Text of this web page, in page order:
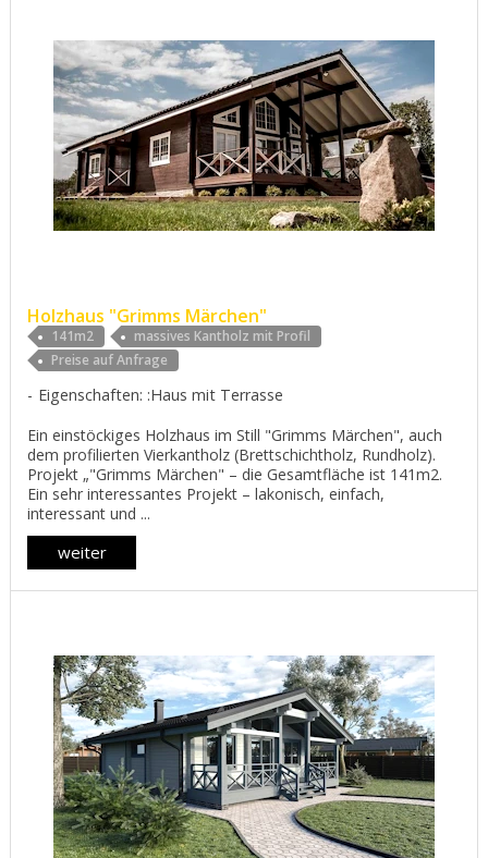
Holzhaus "Grimms Märchen"
141m2
massives Kantholz mit Profil
Preise auf Anfrage
Eigenschaften: :Haus mit Terrasse
Ein einstöckiges Holzhaus im Still "Grimms Märchen", auch
dem profilierten Vierkantholz (Brettschichtholz, Rundholz).
Projekt „"Grimms Märchen" – die Gesamtfläche ist 141m2.
Ein sehr interessantes Projekt – lakonisch, einfach,
interessant und ...
weiter